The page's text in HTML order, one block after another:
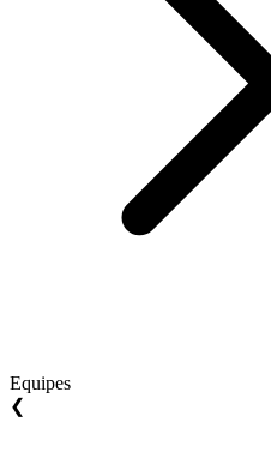
Equipes
❮